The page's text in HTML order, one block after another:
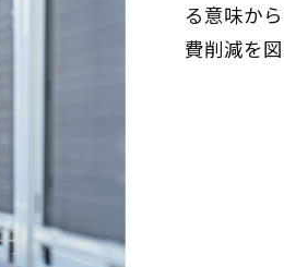
る意味か
費削減を